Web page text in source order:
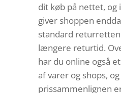
dit køb på nettet,
giver shoppen
standard
længere returtid.
har du online også
af varer og shops, og
prissammenlignen